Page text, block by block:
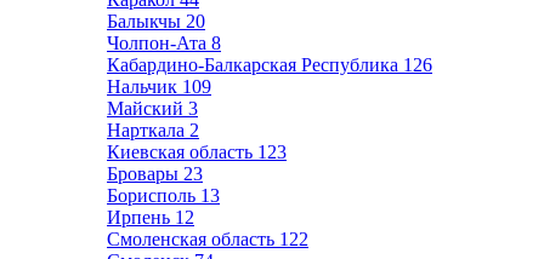
Балыкчы 20
Чолпон-Ата 8
Кабардино-Балкарская Республика 126
Нальчик 109
Майский 3
Нарткала 2
Киевская область 123
Бровары 23
Борисполь 13
Ирпень 12
Смоленская область 122